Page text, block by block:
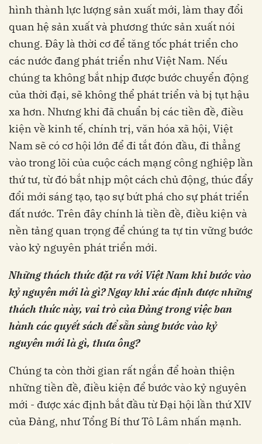
hình thành lực lượng sản xuất mới, làm thay đổi
quan hệ sản xuất và phương thức sản xuất nói
chung. Đây là thời cơ để tăng tốc phát triển cho
các nước đang phát triển như Việt Nam. Nếu
chúng ta không bắt nhịp được bước chuyển động
của thời đại, sẽ không thể phát triển và bị tụt hậu
xa hơn. Nhưng khi đã chuẩn bị các tiền đề, điều
kiện về kinh tế, chính trị, văn hóa xã hội, Việt
Nam sẽ có cơ hội lớn để đi tắt đón đầu, đi thẳng
vào trong lõi của cuộc cách mạng công nghiệp lần
thứ tư, từ đó bắt nhịp một cách chủ động, thúc đẩy
đổi mới sáng tạo, tạo sự bứt phá cho sự phát triển
đất nước. Trên đây chính là tiền đề, điều kiện và
nền tảng quan trọng để chúng ta tự tin vững bước
vào kỷ nguyên phát triển mới.
Những thách thức đặt ra với Việt Nam khi bước vào
kỷ nguyên mới là gì? Ngay khi xác định được những
thách thức này, vai trò của Đảng trong việc ban
hành các quyết sách để sẵn sàng bước vào kỷ
nguyên mới là gì, thưa ông?
Chúng ta còn thời gian rất ngắn để hoàn thiện
những tiền đề, điều kiện để bước vào kỷ nguyên
mới - được xác định bắt đầu từ Đại hội lần thứ XIV
của Đảng, như Tổng Bí thư Tô Lâm nhấn mạnh.